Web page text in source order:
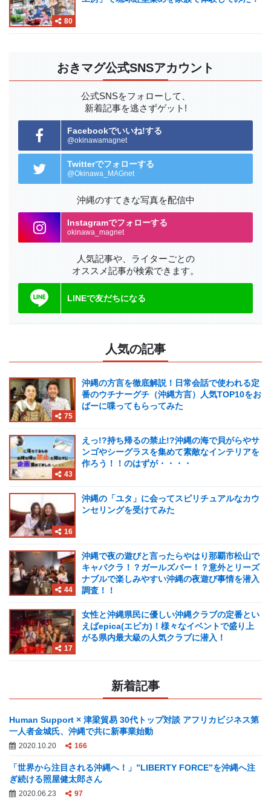
80
おきマグ公式SNSアカウント
公式SNSをフォローして、
新着記事を逃さずゲット!
Facebookでいいね!する
@okinawamagnet
Twitterでフォローする
@Okinawa_MAGnet
沖縄のすてきな写真を配信中
Instagramでフォローする
okinawa_magnet
人気記事や、ライターごとの
オススメ記事が検索できます。
LINEで友だちになる
人気の記事
75
沖縄の方言を徹底解説！日常会話で使われる定
番のウチナーグチ（沖縄方言）人気TOP10をお
ばーに喋ってもらってみた
43
えっ!?持ち帰るの禁止!?沖縄の海で貝がらやサ
ンゴやシーグラスを集めて素敵なインテリアを
作ろう！！のはずが・・・・
16
沖縄の「ユタ」に会ってスピリチュアルなカウ
ンセリングを受けてみた
44
沖縄で夜の遊びと言ったらやはり那覇市松山で
キャバクラ！？ガールズバー！？意外とリーズ
ナブルで楽しみやすい沖縄の夜遊び事情を潜入
調査！！
17
女性と沖縄県民に優しい沖縄クラブの定番とい
えばepica(エピカ)！様々なイベントで盛り上
がる県内最大級の人気クラブに潜入！
新着記事
Human Support × 津梁貿易 30代トップ対談 アフリカビジネス第
一人者金城氏、沖縄で共に新事業始動
2020.10.20 166
「世界から注目される沖縄へ！」”LIBERTY FORCE”を沖縄へ注
ぎ続ける照屋健太郎さん
2020.06.23 97